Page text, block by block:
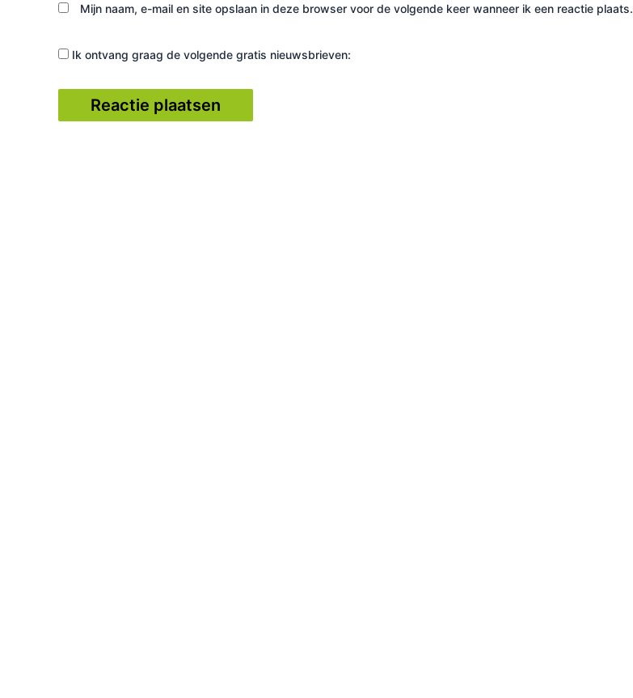
Mijn naam, e-mail en site opslaan in deze browser voor de volgende keer wanneer ik een reactie plaats.
Ik ontvang graag de volgende gratis nieuwsbrieven: